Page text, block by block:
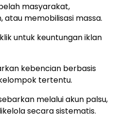
masyarakat,
atau memobilisasi massa.
untuk keuntungan iklan
kebencian berbasis
tertentu.
melalui akun palsu,
secara sistematis.